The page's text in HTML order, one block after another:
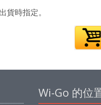
時指定。
Wi-Go 的位